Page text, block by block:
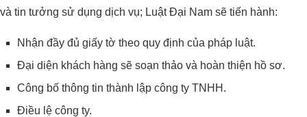
và tin tưởng sử dụng dịch vụ; Luật Đại Nam sẽ tiến hành:
Nhận đầy đủ giấy tờ theo quy định của pháp luật.
Đại diện khách hàng sẽ soạn thảo và hoàn thiện hồ sơ.
Công bố thông tin thành lập công ty TNHH.
Điều lệ công ty.